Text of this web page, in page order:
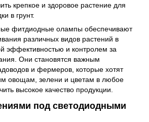
крепкое и здоровое растение для
в грунт.
фитдиодные олампы обеспечивают
различных видов растений в
эффективностью и контролем за
Они становятся важным
и фермеров, которые хотят
овощам, зелени и цветам в любое
высокое качество продукции.
под светодиодными